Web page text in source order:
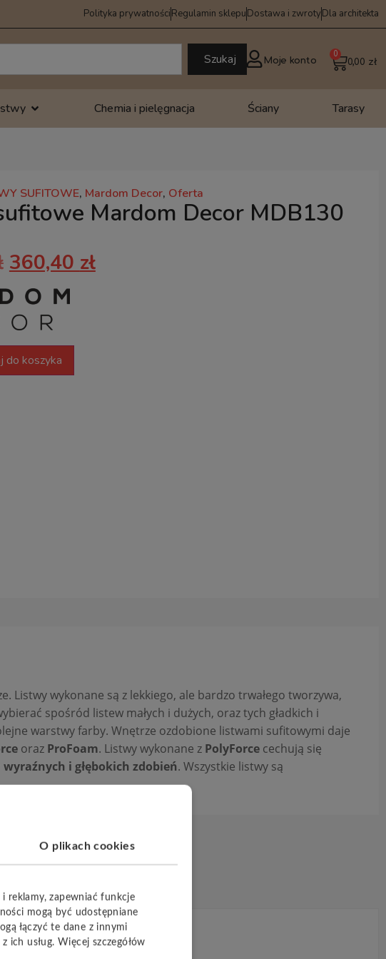
Polityka prywatnościRegulamin sklepuDostawa i zwrotyDla architekta
Szukaj Moje konto 0,00 zł
0
Chemia i pielęgnacja Ściany Tarasy
SUFITOWE, Mardom Decor, Oferta
Mardom Decor MDB130
360,40 zł
do koszyka
wykonane są z lekkiego, ale bardzo trwałego tworzywa,
spośród listew małych i dużych, oraz tych gładkich i
warstwy farby. Wnętrze ozdobione listwami sufitowymi daje
oraz ProFoam. Listwy wykonane z PolyForce cechują się
i głębokich zdobień. Wszystkie listwy są
O plikach cookies
reklamy, zapewniać funkcje
mogą być udostępniane
łączyć te dane z innymi
ich usług. Więcej szczegółów